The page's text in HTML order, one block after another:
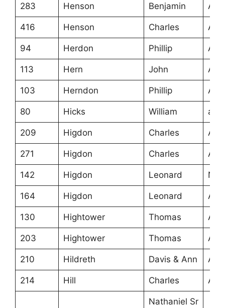
283 Henson Benjamin
416 Henson Charles
94 Herdon Phillip
113 Hern John
103 Herndon Phillip
80 Hicks William
209 Higdon Charles
271 Higdon Charles
142 Higdon Leonard NC
164 Higdon Leonard
130 Hightower Thomas
203 Hightower Thomas
210 Hildreth Davis & Ann
214 Hill Charles
Nathaniel Sr